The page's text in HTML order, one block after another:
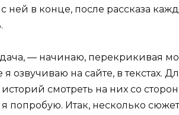
ней в конце, после рассказа
— начинаю, перекрикивая
озвучиваю на сайте, в текстах.
смотреть на них со
попробую. Итак, несколько